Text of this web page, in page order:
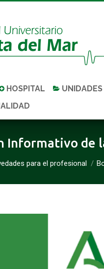
HOSPITAL
Informativo de
para el profesional